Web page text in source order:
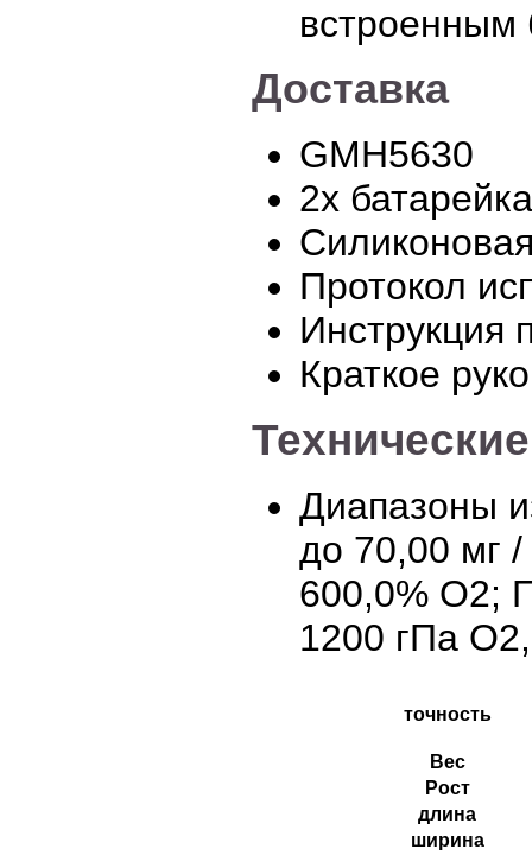
встроенным
Доставка
GMH5630
2х
Протокол
Инструкция
Краткое
Диапазоны
до 70,00 мг
600,0% O2;
1200 гПа
точность
Вес
Рост
длина
ширина